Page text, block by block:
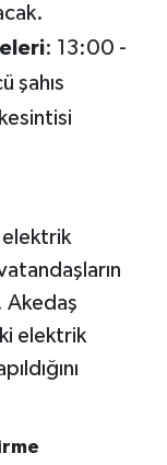
: 13:00 -
şahıs
elektrik
Akedaş
elektrik